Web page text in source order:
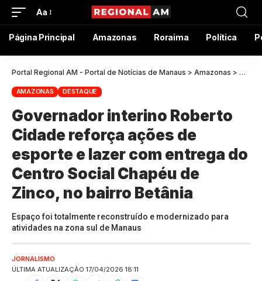
Aa
Página Principal Amazonas Roraima Política
Portal Regional AM - Portal de Notícias de Manaus > Amazonas >
AMAZONAS DESTAQUE
Governador interino Roberto
Cidade reforça ações de
esporte e lazer com entrega do
Centro Social Chapéu de
Zinco, no bairro Betânia
Espaço foi totalmente reconstruído e modernizado para
atividades na zona sul de Manaus
ÚLTIMA ATUALIZAÇÃO 17/04/2026 18:11
JORNALISMO